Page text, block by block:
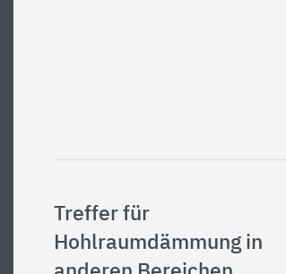
Treffer für
Hohlraumdämmung in